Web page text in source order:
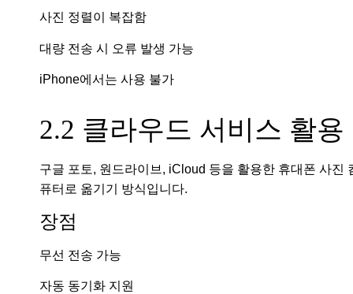
사진 정렬이 복잡함
대량 전송 시 오류 발생 가능
iPhone에서는 사용 불가
2.2 클라우드 서비스 활용
구글 포토, 원드라이브, iCloud 등을 활용한 휴대폰 사진
퓨터로 옮기기 방식입니다.
장점
무선 전송 가능
자동 동기화 지원